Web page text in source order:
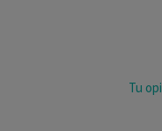
Tu